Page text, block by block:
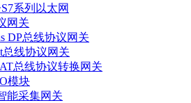
系列以太网
网关
DP总线协议网关
总线协议网关
总线协议转换网关
模块
能采集网关